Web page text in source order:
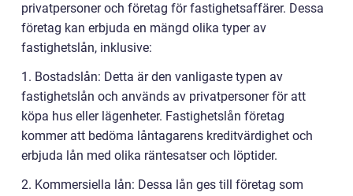
privatpersoner och företag för fastighetsaffärer. Dessa
företag kan erbjuda en mängd olika typer av
fastighetslån, inklusive:
1. Bostadslån: Detta är den vanligaste typen av
fastighetslån och används av privatpersoner för att
köpa hus eller lägenheter. Fastighetslån företag
kommer att bedöma låntagarens kreditvärdighet och
erbjuda lån med olika räntesatser och löptider.
2. Kommersiella lån: Dessa lån ges till företag som